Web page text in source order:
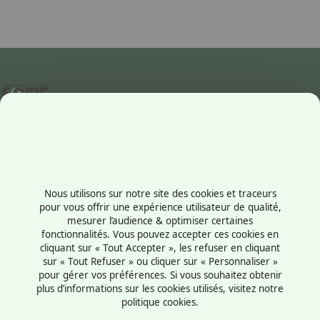
1 rue du Président Robert Schuman
45100 - Orléans
France
Nous utilisons sur notre site des cookies et traceurs
pour vous offrir une expérience utilisateur de qualité,
mesurer l’audience & optimiser certaines
fonctionnalités. Vous pouvez accepter ces cookies en
cliquant sur « Tout Accepter », les refuser en cliquant
sur « Tout Refuser » ou cliquer sur « Personnaliser »
pour gérer vos préférences. Si vous souhaitez obtenir
plus d’informations sur les cookies utilisés, visitez notre
politique cookies.